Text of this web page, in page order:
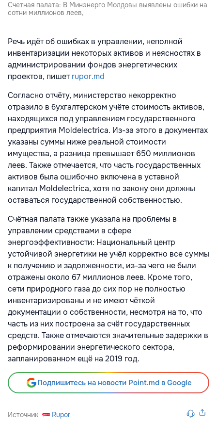
Счетная палата: В Минэнерго Молдовы выявлены ошибки на
сотни миллионов леев,
Речь идёт об ошибках в управлении, неполной
инвентаризации некоторых активов и неясностях в
администрировании фондов энергетических
проектов, пишетrupor.md
Согласно отчёту, министерство некорректно
отразило в бухгалтерском учёте стоимость активов,
находящихся под управлением государственного
предприятия Moldelectrica. Из-за этого в документах
указаны суммы ниже реальной стоимости
имущества, а разница превышает 650 миллионов
леев. Также отмечается, что часть государственных
активов была ошибочно включена в уставной
капитал Moldelectrica, хотя по закону они должны
оставаться государственной собственностью.
Счётная палата также указала на проблемы в
управлении средствами в сфере
энергоэффективности: Национальный центр
устойчивой энергетики не учёл корректно все суммы
к получению и задолженности, из-за чего не были
отражены около 67 миллионов леев. Кроме того,
сети природного газа до сих пор не полностью
инвентаризированы и не имеют чёткой
документации о собственности, несмотря на то, что
часть из них построена за счёт государственных
средств. Также отмечаются значительные задержки в
реформировании энергетического сектора,
запланированном ещё на 2019 год.
Подпишитесь на новости Point.md в Google
Источник Rupor